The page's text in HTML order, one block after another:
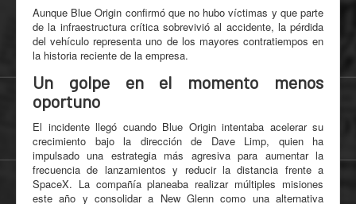
Aunque Blue Origin confirmó que no hubo víctimas y que parte
de la infraestructura crítica sobrevivió al accidente, la pérdida
del vehículo representa uno de los mayores contratiempos en
la historia reciente de la empresa.
Un golpe en el momento menos
oportuno
El incidente llegó cuando Blue Origin intentaba acelerar su
crecimiento bajo la dirección de Dave Limp, quien ha
impulsado una estrategia más agresiva para aumentar la
frecuencia de lanzamientos y reducir la distancia frente a
SpaceX. La compañía planeaba realizar múltiples misiones
este año y consolidar a New Glenn como una alternativa